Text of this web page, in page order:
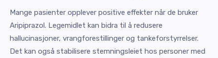
Mange pasienter opplever positive effekter når de bruker
Aripiprazol. Legemidlet kan bidra til å redusere
hallucinasjoner, vrangforestillinger og tankeforstyrrelser.
Det kan også stabilisere stemningsleiet hos personer med